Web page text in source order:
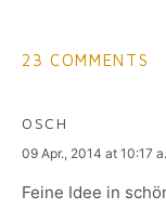
23 COMMENTS
OSCH
says:
09 Apr., 2014 at 10:17
Feine Idee in